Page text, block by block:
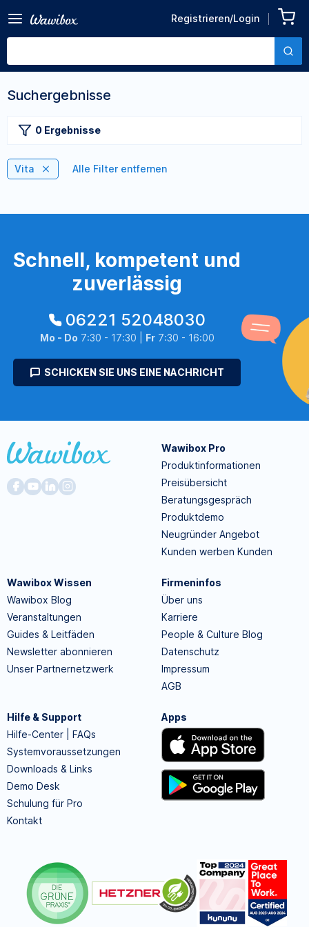
Registrieren/Login
Suchergebnisse
0 Ergebnisse
Vita Alle Filter entfernen
Schnell, kompetent und
zuverlässig
06221 52048030
Mo - Do 7:30 - 17:30 | Fr7:30 - 16:00
SCHICKEN SIE UNS EINE NACHRICHT
Wawibox Pro
Produktinformationen
Preisübersicht
Beratungsgespräch
Produktdemo
Neugründer Angebot
Kunden werben Kunden
Wawibox Wissen
Wawibox Blog
Veranstaltungen
Guides & Leitfäden
Newsletter abonnieren
Unser Partnernetzwerk
Firmeninfos
Über uns
Karriere
People & Culture Blog
Datenschutz
Impressum
AGB
Hilfe & Support
Hilfe-Center | FAQs
Systemvoraussetzungen
Downloads & Links
Demo Desk
Schulung für Pro
Kontakt
Apps